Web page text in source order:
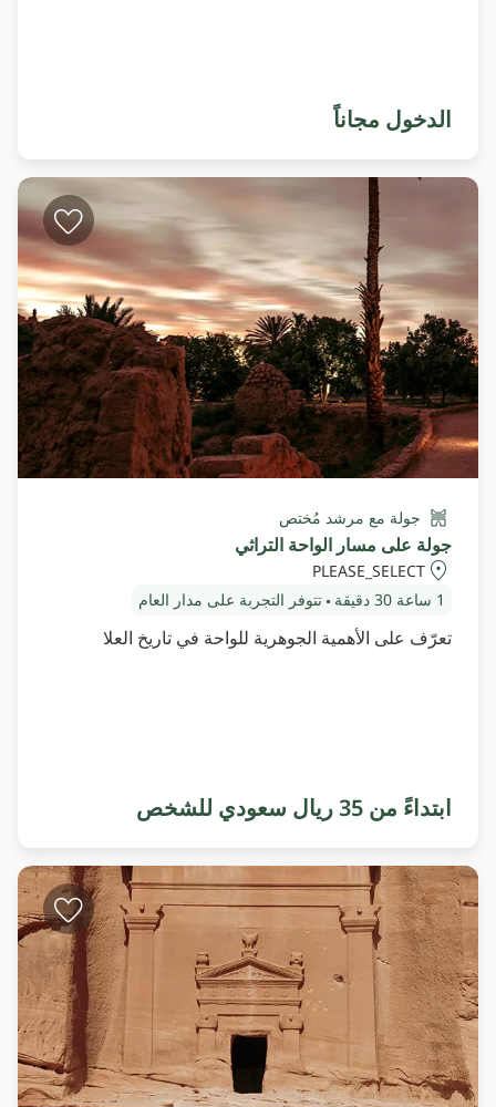
الدخول مجاناً
جولة مع مرشد مُختص
جولة على مسار الواحة التراثي
PLEASE_SELECT
1 ساعة
30 دقيقة تتوفر التجربة على مدار العام
تعرّف على الأهمية الجوهرية للواحة في تاريخ العلا
ابتداءً من 35 ريال سعودي للشخص